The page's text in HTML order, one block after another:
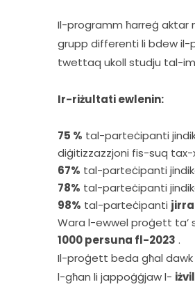
Il-programm ħarreġ aktar
grupp differenti li bdew il-
twettaq ukoll studju tal-
Ir-riżultati ewlenin:
75 % tal-parteċipanti
diġitizzazzjoni fis-suq tax-
67% tal-parteċipanti
78% tal-parteċipanti
98% tal-parteċipanti
Wara l-ewwel proġett ta’
1000 persuna fl-2023 .
Il-proġett beda għal
l-għan li jappoġġjaw l-